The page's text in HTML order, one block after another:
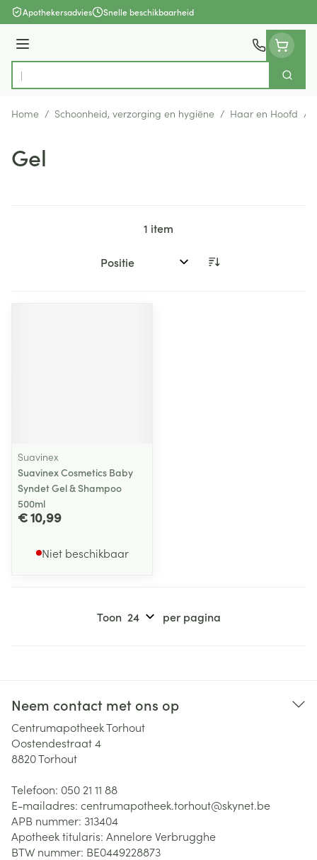
Ga naar de inhoud
Apothekersadvies Snelle beschikbaarheid
Menu
Product, merk, categorie...
Zoek
Home / Schoonheid, verzorging en hygiëne / Haar en Hoofd /
Gel
1 item
Sorteer op:
Suavinex
Suavinex Cosmetics Baby
Syndet Gel & Shampoo
500ml
€ 10,99
Niet beschikbaar
Toon per pagina
Neem contact met ons op
Centrumapotheek Torhout
Oostendestraat 4
8820Torhout
Telefoon: 050 21 11 88
E-mailadres: centrumapotheek.torhout@skynet.be
APB nummer: 313404
Apotheek titularis: Annelore Verbrugghe
BTW nummer: BE0449228873